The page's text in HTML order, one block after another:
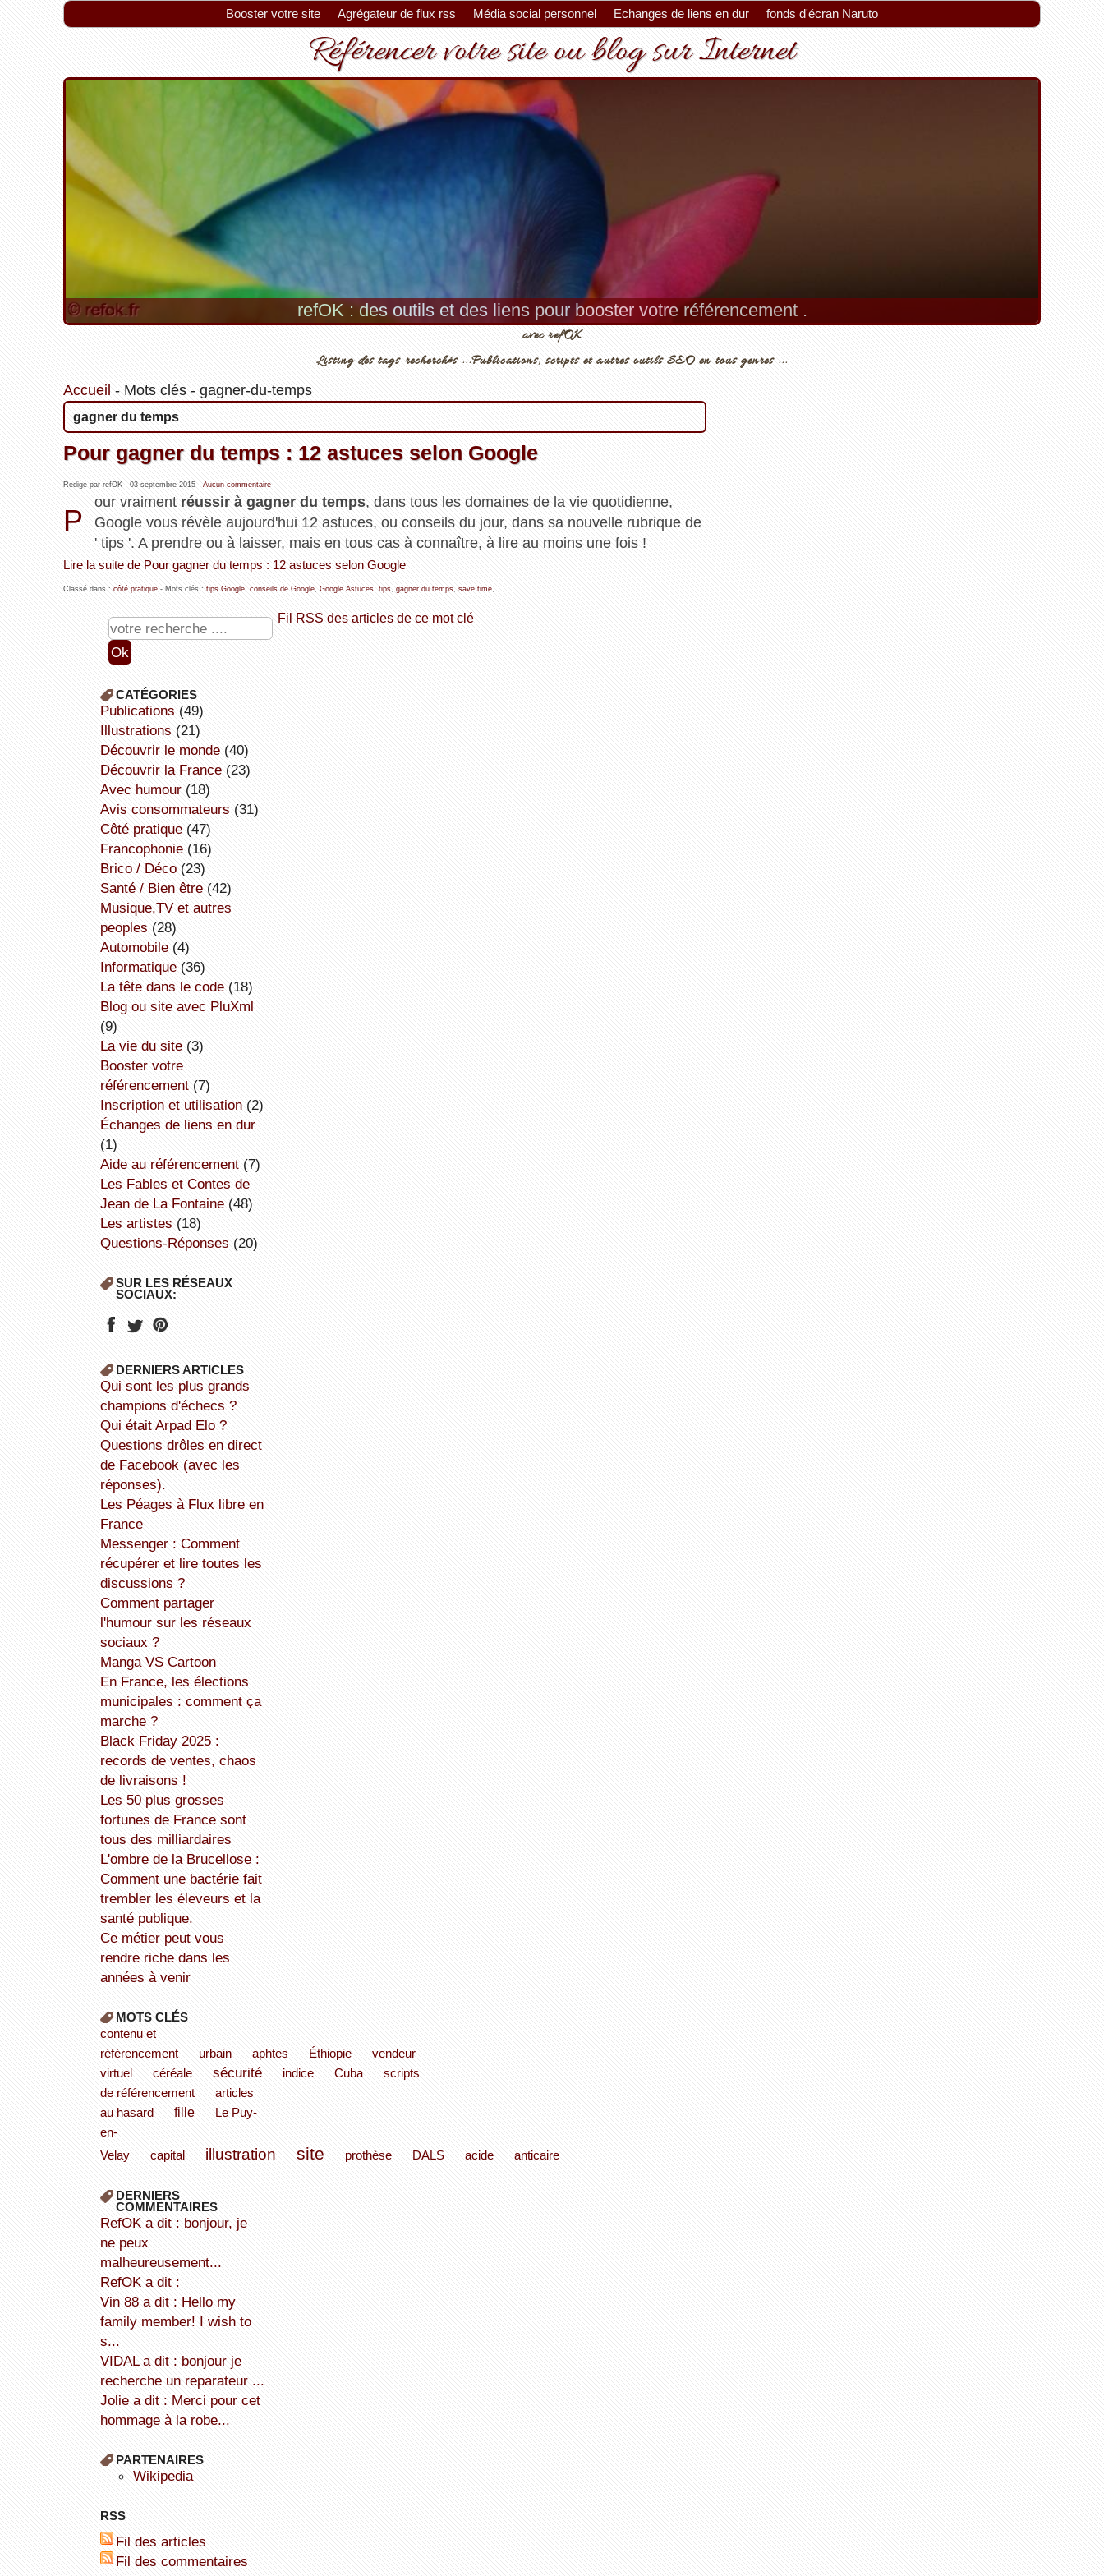
Booster votre site Agrégateur de flux rss Média social personnel Echanges de liens en dur fonds d'écran Naruto
Référencer votre site ou blog sur Internet
refOK : des outils et des liens pour booster votre référencement .
avec refOK
Listing des tags recherchés ...Publications, scripts et autres outils SEO en tous genres ...
Accueil - Mots clés- gagner-du-temps
gagner du temps
Pour gagner du temps : 12 astuces selon Google
Rédigé par refOK - 03 septembre 2015- Aucun commentaire
P
our vraiment réussir à gagner du temps, dans tous les domaines de la vie quotidienne,
Google vous révèle aujourd'hui 12 astuces, ou conseils du jour, dans sa nouvelle rubrique de
' tips '. A prendre ou à laisser, mais en tous cas à connaître, à lire au moins une fois !
Lire la suite de Pour gagner du temps : 12 astuces selon Google
Classé dans : côté pratique- Mots clés : tips Google, conseils de Google, Google Astuces, tips, gagner du temps, save time,
Fil RSS des articles de ce mot clé
CATÉGORIES
publications (49)
illustrations (21)
découvrir le monde(40)
découvrir la France(23)
avec humour(18)
avis consommateurs (31)
côté pratique(47)
Francophonie(16)
Brico / Déco(23)
Santé / Bien être(42)
Musique,TV et autres
peoples (28)
Automobile(4)
informatique(36)
la tête dans le code(18)
Blog ou site avec PluXml
(9)
la vie du site(3)
booster votre
référencement(7)
inscription et utilisation(2)
échanges de liens en dur
(1)
aide au référencement(7)
Les Fables et Contes de
Jean de La Fontaine(48)
Les artistes (18)
Questions-Réponses (20)
SUR LES RÉSEAUX
SOCIAUX:
DERNIERS ARTICLES
Qui sont les plus grands
champions d'échecs ?
Qui était Arpad Elo ?
Questions drôles en direct
de Facebook (avec les
réponses).
Les Péages à Flux libre en
France
Messenger : Comment
récupérer et lire toutes les
discussions ?
Comment partager
l'humour sur les réseaux
sociaux ?
Manga VS Cartoon
En France, les élections
municipales : comment ça
marche ?
Black Friday 2025 :
records de ventes, chaos
de livraisons !
Les 50 plus grosses
fortunes de France sont
tous des milliardaires
L'ombre de la Brucellose :
Comment une bactérie fait
trembler les éleveurs et la
santé publique.
Ce métier peut vous
rendre riche dans les
années à venir
MOTS CLÉS
contenu et
référencement
urbain aphtes Éthiopie
vendeur
virtuel
céréale sécurité indice Cuba
scripts
de référencement
articles
au hasard
fille
Le Puy-
en-
Velay
capital illustration site prothèse DALS acide anticaire
DERNIERS
COMMENTAIRES
refOK a dit : bonjour, je
ne peux
malheureusement...
refOK a dit :
Vin 88 a dit : Hello my
family member! I wish to
s...
VIDAL a dit : bonjour je
recherche un reparateur ...
Jolie a dit : Merci pour cet
hommage à la robe...
PARTENAIRES
wikipedia
RSS
Fil des articles
Fil des commentaires